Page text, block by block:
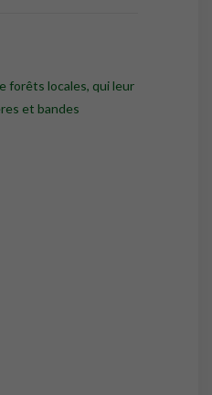
forêts locales, qui leur
et bandes